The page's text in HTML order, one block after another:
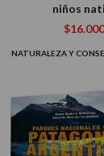
niños
NATURALEZA Y